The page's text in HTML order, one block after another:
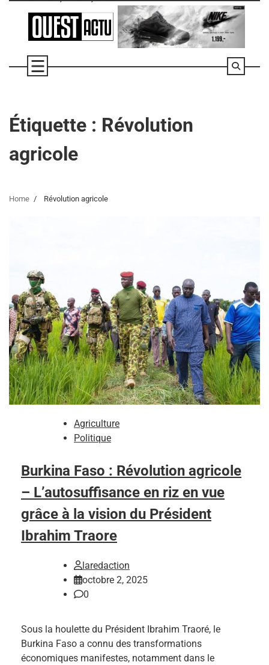
Étiquette : Révolution
agricole
Home Révolution agricole
Agriculture
Politique
Burkina Faso : Révolution agricole
– L’autosuffisance en riz en vue
grâce à la vision du Président
Ibrahim Traore
laredaction
octobre 2, 2025
0
Sous la houlette du Président Ibrahim Traoré, le
Burkina Faso a connu des transformations
économiques manifestes, notamment dans le